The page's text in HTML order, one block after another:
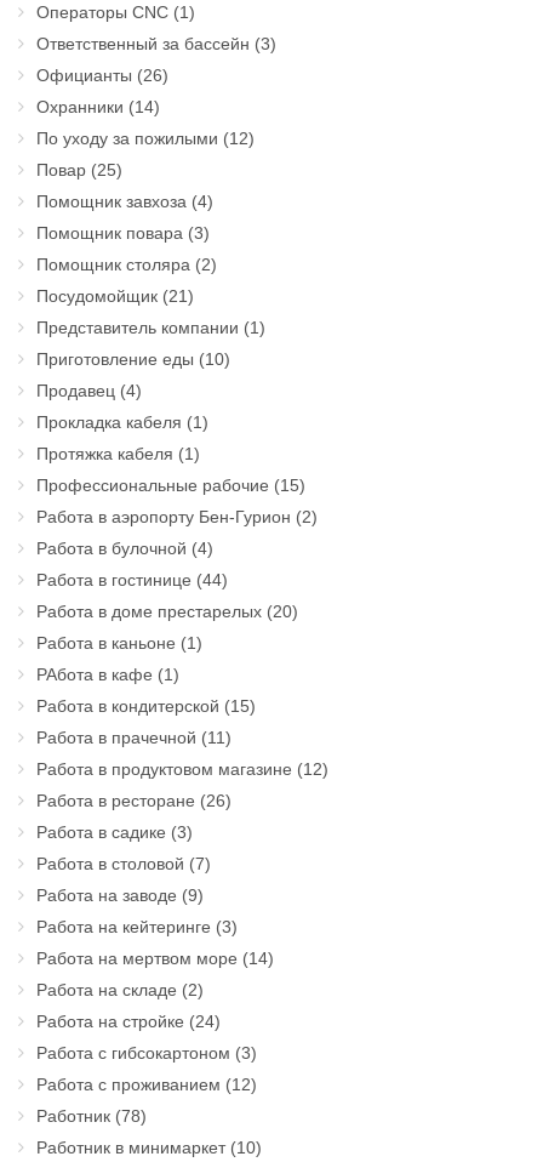
Операторы CNC (1)
Ответственный за бассейн (3)
Официанты (26)
Охранники (14)
По уходу за пожилыми (12)
Повар (25)
Помощник завхоза (4)
Помощник повара (3)
Помощник столяра (2)
Посудомойщик (21)
Представитель компании (1)
Приготовление еды (10)
Продавец (4)
Прокладка кабеля (1)
Протяжка кабеля (1)
Профессиональные рабочие (15)
Работа в аэропорту Бен-Гурион (2)
Работа в булочной (4)
Работа в гостинице (44)
Работа в доме престарелых (20)
Работа в каньоне (1)
РАбота в кафе (1)
Работа в кондитерской (15)
Работа в прачечной (11)
Работа в продуктовом магазине (12)
Работа в ресторане (26)
Работа в садике (3)
Работа в столовой (7)
Работа на заводе (9)
Работа на кейтеринге (3)
Работа на мертвом море (14)
Работа на складе (2)
Работа на стройке (24)
Работа с гибсокартоном (3)
Работа с проживанием (12)
Работник (78)
Работник в минимаркет(10)